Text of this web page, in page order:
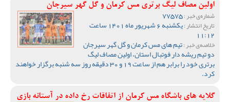
اولین مصاف لیگ برتری مس کرمان و گل گهر سیرجان
شماره‌ی خبر :
تاریخ انتشار : یکشنبه 6 شهریور ماه 1401 ساعت
11:12
خلاصه‌ی خبر :تیم های مس کرمان و گل گهر سیرجان
دو تیم ریشه دار فوتبال استان، اولین مصاف لیگ
برتری خود را برابر هم از ساعت 19 و 30 دقیقه روز سه شنبه برگزار خواهند
کرد.
گلایه های باشگاه مس کرمان از اتفاقات رخ داده در آستانه بازی